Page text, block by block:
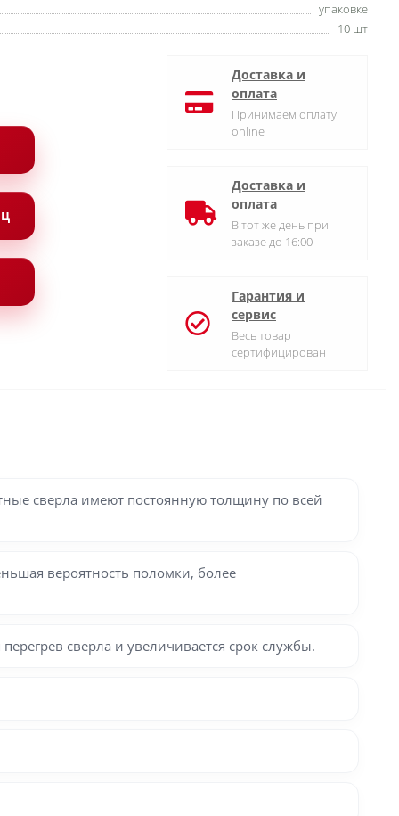
упаковке
10 шт
Доставка и
оплата
Принимаем оплату
online
Доставка и
оплата
В тот же день при
заказе до 16:00
Гарантия и
сервис
Весь товар
сертифицирован
сверла имеют постоянную толщину по всей
вероятность поломки, более
сверла и увеличивается срок службы.